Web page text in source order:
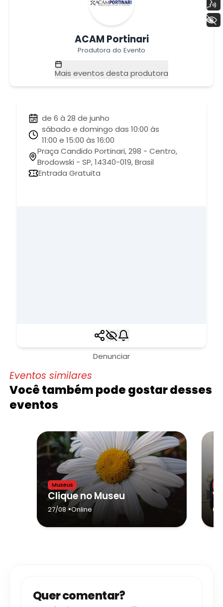
ACAM Portinari
Produtora do Evento
Mais eventos desta produtora
de 6 à 28 de junho
sábado e domingo das 10:00 às
11:00 e 15:00 às 16:00
Praça Candido Portinari, 298 - Centro,
Brodowski - SP, 14340-019, Brasil
Entrada Gratuita
Denunciar
Eventos similares
Você também pode gostar desses
eventos
Museus
Clique no Museu
27/08 •Online
Quer comentar?
+ Acessibilidade